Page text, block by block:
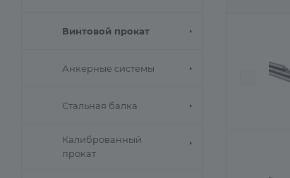
Винтовой прокат
Анкерные системы
Стальная балка
Калиброванный
прокат